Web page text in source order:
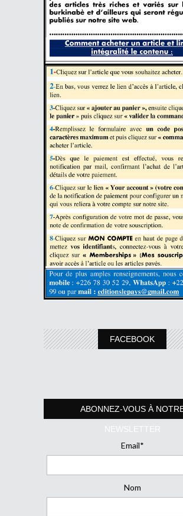
FACEBOOK
ABONNEZ-VOUS À
NEWSLETTER
Email*
Nom